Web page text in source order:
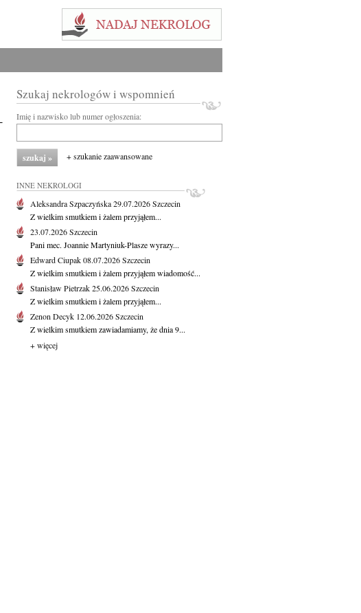
Szukaj nekrologów i wspomnień
Imię i nazwisko lub numer ogłoszenia:
+ szukanie zaawansowane
INNE NEKROLOGI
Aleksandra Szpaczyńska29.07.2026Szczecin
Z wielkim smutkiem i żalem przyjąłem...
23.07.2026Szczecin
Pani mec. Joannie Martyniuk-Plasze wyrazy...
Edward Ciupak08.07.2026Szczecin
Z wielkim smutkiem i żalem przyjąłem wiadomość...
Stanisław Pietrzak25.06.2026Szczecin
Z wielkim smutkiem i żalem przyjąłem...
Zenon Decyk 12.06.2026Szczecin
Z wielkim smutkiem zawiadamiamy, że dnia 9...
+ więcej